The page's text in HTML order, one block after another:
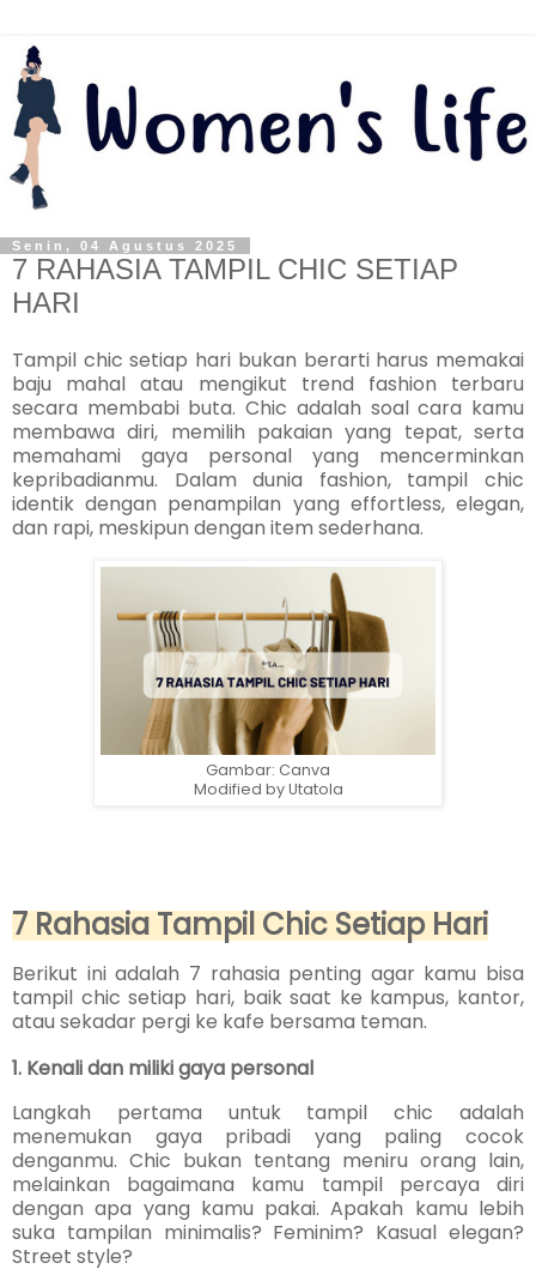
Senin, 04 Agustus 2025
7 RAHASIA TAMPIL CHIC SETIAP
HARI
Tampil chic setiap hari bukan berarti harus memakai
baju mahal atau mengikut trend fashion terbaru
secara membabi buta. Chic adalah soal cara kamu
membawa diri, memilih pakaian yang tepat, serta
memahami gaya personal yang mencerminkan
kepribadianmu. Dalam dunia fashion, tampil chic
identik dengan penampilan yang effortless, elegan,
dan rapi, meskipun dengan item sederhana.
Gambar: Canva
Modified by Utatola
7 Rahasia Tampil Chic Setiap Hari
Berikut ini adalah 7 rahasia penting agar kamu bisa
tampil chic setiap hari, baik saat ke kampus, kantor,
atau sekadar pergi ke kafe bersama teman.
1. Kenali dan miliki gaya personal
Langkah pertama untuk tampil chic adalah
menemukan gaya pribadi yang paling cocok
denganmu. Chic bukan tentang meniru orang lain,
melainkan bagaimana kamu tampil percaya diri
dengan apa yang kamu pakai. Apakah kamu lebih
suka tampilan minimalis? Feminim? Kasual elegan?
Street style?